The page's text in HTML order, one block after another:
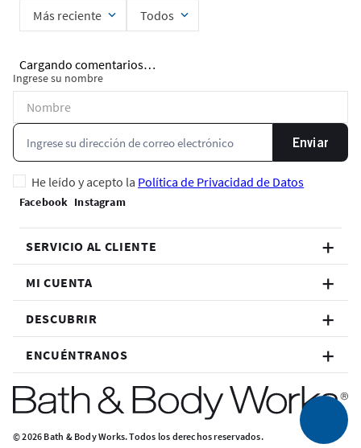
Más reciente Todos
Cargando comentarios…
Ingrese su nombre
Enviar
He leído y acepto la Política de Privacidad de Datos
SERVICIO AL CLIENTE
MI CUENTA
DESCUBRIR
ENCUÉNTRANOS
© 2026 Bath & Body Works. Todos los derechos reservados.